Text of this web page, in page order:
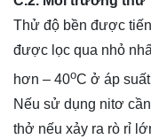
Thử độ bền được
được lọc qua nhỏ
hơn – 40oC ở áp
Nếu sử dụng nitơ
thở nếu xảy ra rò rỉ